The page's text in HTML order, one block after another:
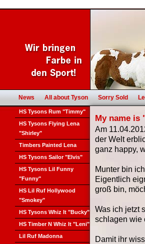
News All about Tyson Sorry Sold
HS Tysons Rum "Timmy"
HS Tysons Flying Lena
"Shirley"
Timbers Painted Lena
HS Tysons Sailor "Elvis"
HS Tysons Lil Funny
"Funny"
HS Lil Ruf Hollywood
"Smokey"
HS Tysons Whiz It "Bucky"
HS Timber N Whiz It "Leni"
Lil Ruf Madonna
My name is
Am
der Welt
ganz happy,
Munter bin
Eigentlich
groß bin,
Was ich jetzt
schlagen wie
Damit ihr